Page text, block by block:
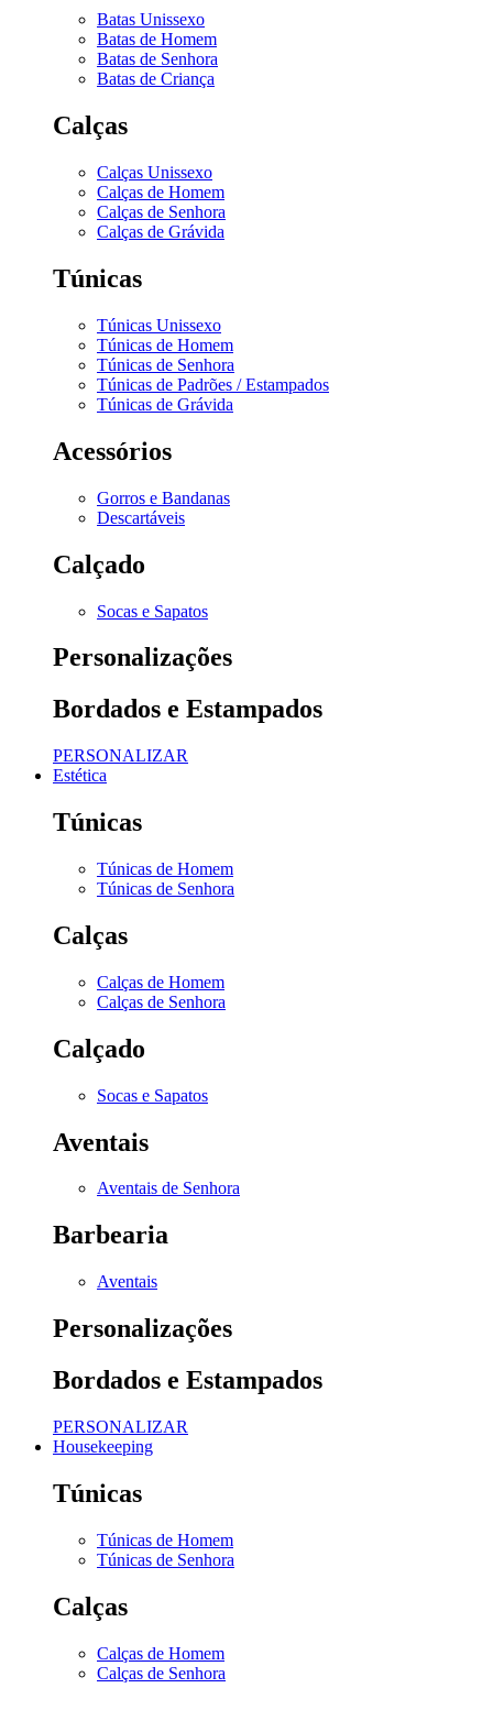
Batas Unissexo
Batas de Homem
Batas de Senhora
Batas de Criança
Calças
Calças Unissexo
Calças de Homem
Calças de Senhora
Calças de Grávida
Túnicas
Túnicas Unissexo
Túnicas de Homem
Túnicas de Senhora
Túnicas de Padrões / Estampados
Túnicas de Grávida
Acessórios
Gorros e Bandanas
Descartáveis
Calçado
Socas e Sapatos
Personalizações
Bordados e Estampados
PERSONALIZAR
Estética
Túnicas
Túnicas de Homem
Túnicas de Senhora
Calças
Calças de Homem
Calças de Senhora
Calçado
Socas e Sapatos
Aventais
Aventais de Senhora
Barbearia
Aventais
Personalizações
Bordados e Estampados
PERSONALIZAR
Housekeeping
Túnicas
Túnicas de Homem
Túnicas de Senhora
Calças
Calças de Homem
Calças de Senhora